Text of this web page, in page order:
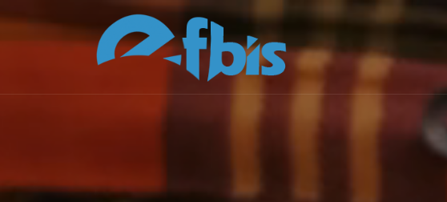
Skip to content